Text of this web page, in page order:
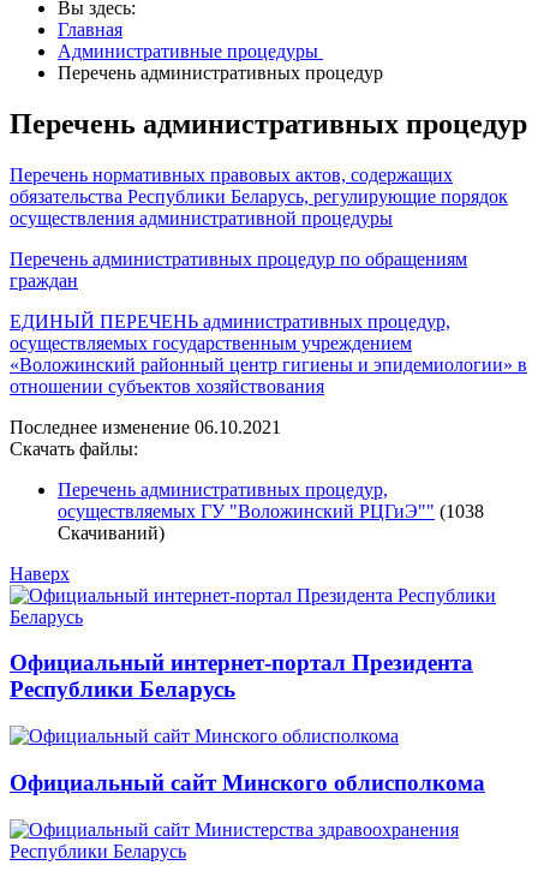
Вы здесь:
Главная
Административные процедуры
Перечень административных процедур
Перечень административных процедур
Перечень нормативных правовых актов, содержащих
обязательства Республики Беларусь, регулирующие порядок
осуществления административной процедуры
Перечень административных процедур по обращениям
граждан
ЕДИНЫЙ ПЕРЕЧЕНЬ административных процедур,
осуществляемых государственным учреждением
«Воложинский районный центр гигиены и эпидемиологии» в
отношении субъектов хозяйствования
Последнее изменение 06.10.2021
Скачать файлы:
Перечень административных процедур,
осуществляемых ГУ "Воложинский РЦГиЭ"" (1038
Скачиваний)
Наверх
Официальный интернет-портал Президента
Республики Беларусь
Официальный сайт Минского облисполкома